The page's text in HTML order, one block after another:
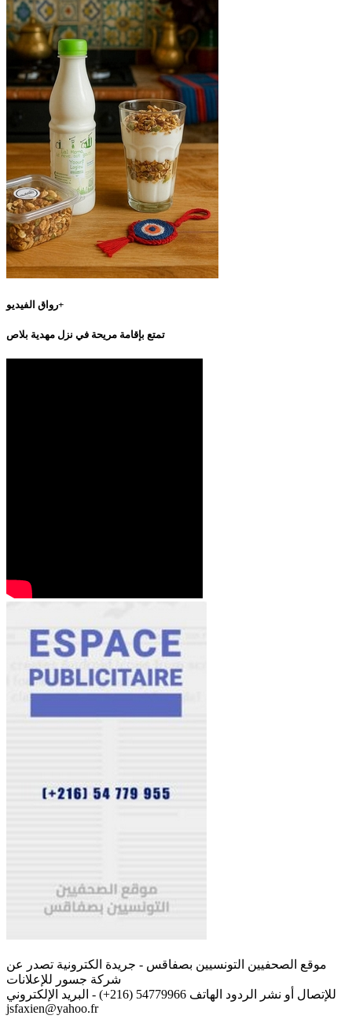
رواق الفيديو+
تمتع بإقامة مريحة في نزل مهدية بلاص
موقع الصحفيين التونسيين بصفاقس - جريدة الكترونية تصدر عن
شركة جسور للإعلانات
للإتصال أو نشر الردود الهاتف 54779966 (216+) - البريد الإلكتروني
jsfaxien@yahoo.fr